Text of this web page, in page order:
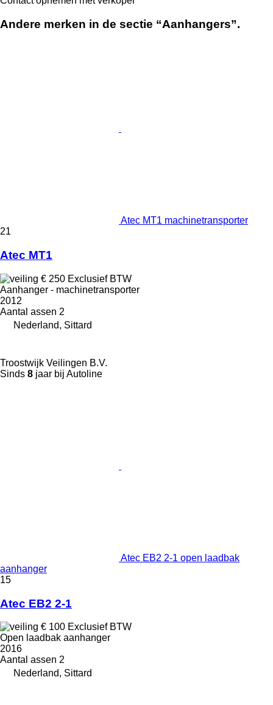
Andere merken in de sectie “Aanhangers”.
Atec MT1 machinetransporter
21
Atec MT1
€ 250 Exclusief BTW
Aanhanger - machinetransporter
2012
Aantal assen 2
Nederland, Sittard
Troostwijk Veilingen B.V.
Sinds 8 jaar bij Autoline
Atec EB2 2-1 open laadbak
aanhanger
15
Atec EB2 2-1
€ 100 Exclusief BTW
Open laadbak aanhanger
2016
Aantal assen 2
Nederland, Sittard